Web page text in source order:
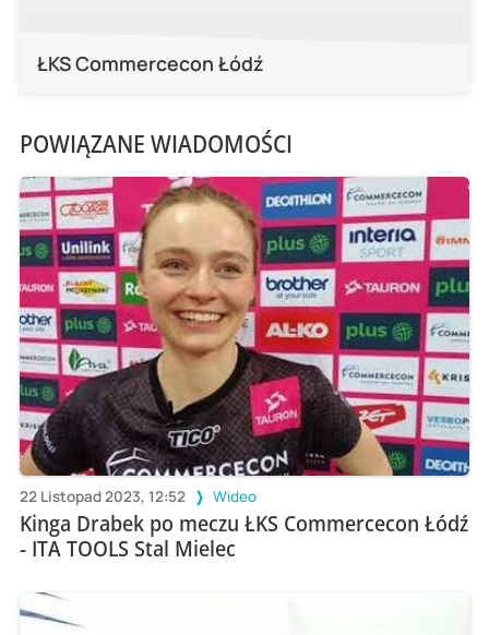
ŁKS Commercecon Łódź
POWIĄZANE WIADOMOŚCI
22 Listopad 2023, 12:52 Wideo
Kinga Drabek po meczu ŁKS Commercecon Łódź
- ITA TOOLS Stal Mielec